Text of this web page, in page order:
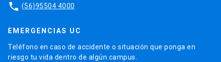
phone (56)95504 4000
EMERGENCIAS UC
Teléfono en caso de accidente o situación que ponga en
riesgo tu vida dentro de algún campus.